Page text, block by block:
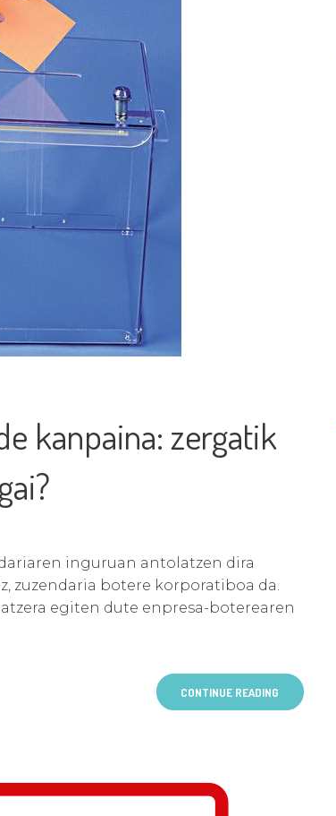
kanpaina: zergatik
inguruan antolatzen dira
zuzendaria botere korporatiboa da.
egiten dute enpresa-boterearen
CONTINUE READING